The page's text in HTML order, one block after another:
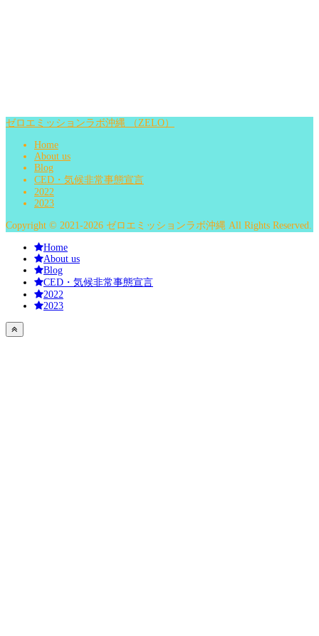
ゼロエミッションラボ沖縄 （ZELO）
Home
About us
Blog
CED・気候非常事態宣言
2022
2023
Copyright © 2021-2026 ゼロエミッションラボ沖縄 All Rights Reserved.
Home
About us
Blog
CED・気候非常事態宣言
2022
2023